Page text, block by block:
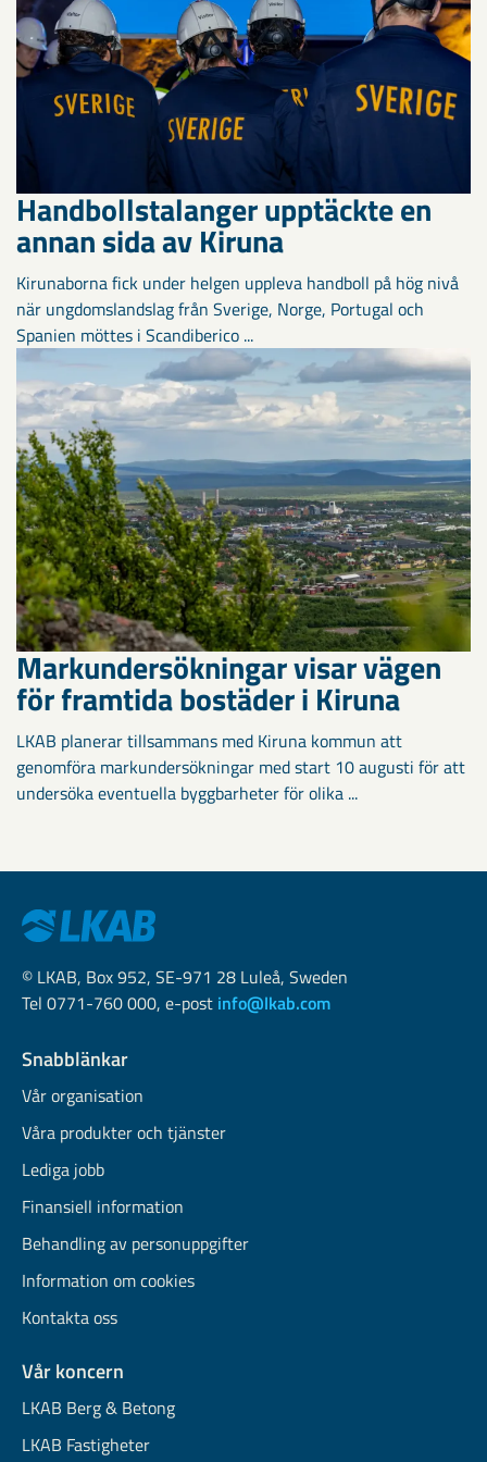
Handbollstalanger upptäckte en
annan sida av Kiruna
Kirunaborna fick under helgen uppleva handboll på hög nivå
när ungdomslandslag från Sverige, Norge, Portugal och
Spanien möttes i Scandiberico ...
Markundersökningar visar vägen
för framtida bostäder i Kiruna
LKAB planerar tillsammans med Kiruna kommun att
genomföra markundersökningar med start 10 augusti för att
undersöka eventuella byggbarheter för olika ...
© LKAB, Box 952, SE-971 28 Luleå, Sweden
Tel 0771-760 000, e-post info@lkab.com
Snabblänkar
Vår organisation
Våra produkter och tjänster
Lediga jobb
Finansiell information
Behandling av personuppgifter
Information om cookies
Kontakta oss
Vår koncern
LKAB Berg & Betong
LKAB Fastigheter